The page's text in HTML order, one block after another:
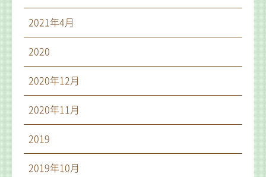
2021年4月
2020
2020年12月
2020年11月
2019
2019年10月